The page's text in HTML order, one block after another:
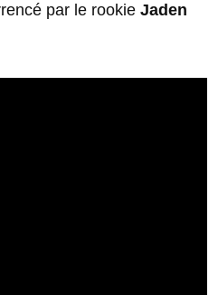
par le rookie Jaden